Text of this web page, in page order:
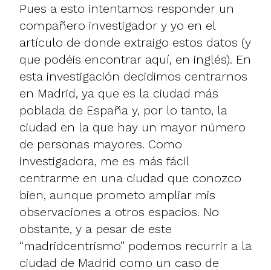
Pues a esto intentamos responder un
compañero investigador y yo en el
artículo de donde extraigo estos datos (y
que podéis encontrar aquí, en inglés). En
esta investigación decidimos centrarnos
en Madrid, ya que es la ciudad más
poblada de España y, por lo tanto, la
ciudad en la que hay un mayor número
de personas mayores. Como
investigadora, me es más fácil
centrarme en una ciudad que conozco
bien, aunque prometo ampliar mis
observaciones a otros espacios. No
obstante, y a pesar de este
“madridcentrismo” podemos recurrir a la
ciudad de Madrid como un caso de